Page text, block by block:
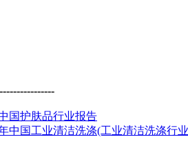
国护肤品行业报告
中国工业清洁洗涤(工业清洁洗涤行